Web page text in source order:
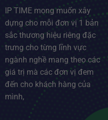
IP TIME mong muốn xây
dựng cho mỗi đơn vị 1 bản
sắc thương hiệu riêng đặc
trưng cho từng lĩnh vực
ngành nghề mang theo các
giá trị mà các đơn vị đem
đến cho khách hàng của
mình,